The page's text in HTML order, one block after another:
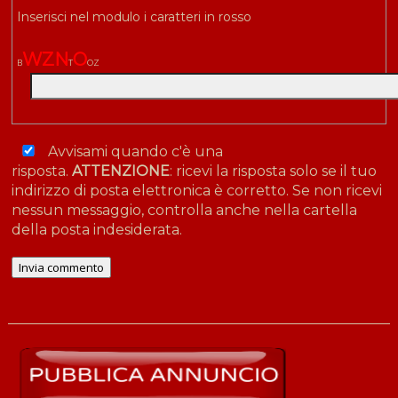
Inserisci nel modulo i caratteri in rosso
BWZNTOOZ
Avvisami quando c'è una
risposta.ATTENZIONE: ricevi la risposta solo se il tuo
indirizzo di posta elettronica è corretto. Se non ricevi
nessun messaggio, controlla anche nella cartella
della posta indesiderata.